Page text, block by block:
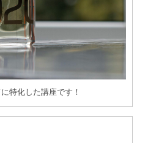
特化した講座です！